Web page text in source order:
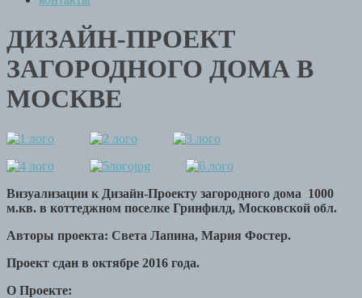
ДИЗАЙН-ПРОЕКТ
ЗАГОРОДНОГО ДОМА В
МОСКВЕ
Визуализации к Дизайн-Проекту загородного дома 1000
м.кв. в коттеджном поселке Гринфилд, Московской обл.
Авторы проекта: Света Лапина, Мария Фостер.
Проект сдан в октябре 2016 года.
О Проекте: